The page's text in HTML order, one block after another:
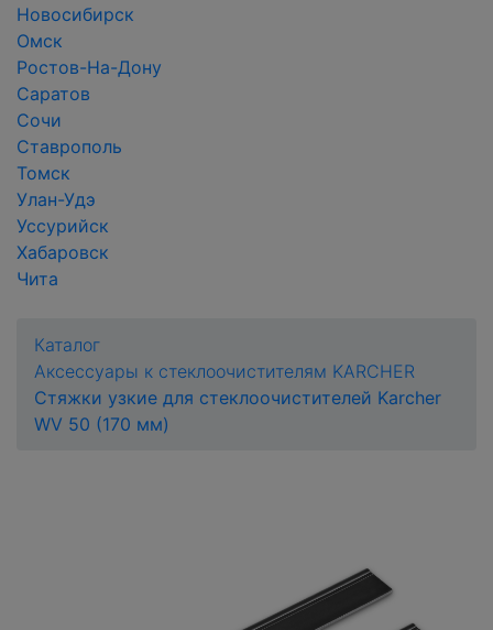
Новосибирск
Омск
Ростов-На-Дону
Саратов
Сочи
Ставрополь
Томск
Улан-Удэ
Уссурийск
Хабаровск
Чита
Каталог
Аксессуары к стеклоочистителям KARCHER
Стяжки узкие для стеклоочистителей Karcher
WV 50 (170 мм)